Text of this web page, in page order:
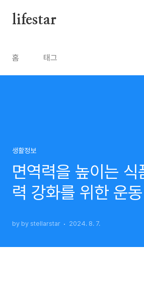
lifestar
홈 태그
생활정보
면역력을 높이는 식
력 강화를 위한 운
높이는 10가지 방법
by by stellarstar 2024. 8. 7.